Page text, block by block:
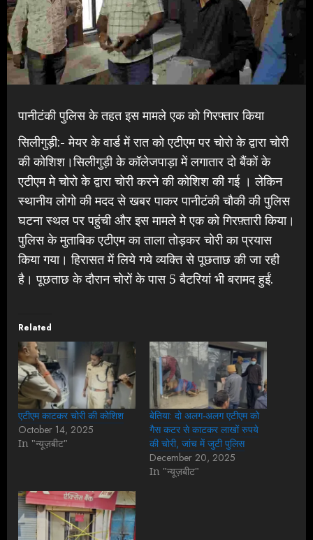
पानीटंकी पुलिस के तहत इस मामले एक को गिरफ्तार किया
सिलीगुड़ी:- मेयर के वार्ड में रात को एटीएम पर चोरो के द्वारा चोरी
की कोशिश।सिलीगुड़ी के कॉलेजपाड़ा में लगातार दो बैंकों के
एटीएम मे चोरो के द्वारा चोरी करने की कोशिश की गई । लेकिन
स्थानीय लोगो की मदद से खबर पाकर पानीटंकी चौकी की पुलिस
घटना स्थल पर पहुंची और इस मामले मे एक को गिरफ़्तारी किया।
पुलिस के मुताबिक एटीएम का ताला तोड़कर चोरी का प्रयास
किया गया। हिरासत में लिये गये व्यक्ति से पूछताछ की जा रही
है। पूछताछ के दौरान चोरों के पास 5 बैटरियां भी बरामद हुईं.
Related
एटीएम काटकर चोरी की कोशिश
October 14, 2025
In "न्यूज़बीट"
बेतिया: दो अलग-अलग एटीएम को
गैस कटर से काटकर लाखों रुपये
की चोरी, जांच में जुटी पुलिस
December 20, 2025
In "न्यूज़बीट"